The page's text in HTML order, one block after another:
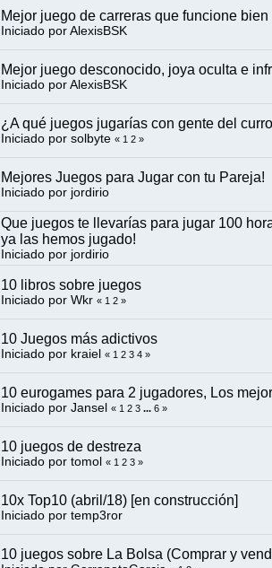
Mejor juego de carreras que funcione
Iniciado por AlexisBSK
Mejor juego desconocido, joya oculta e
Iniciado por AlexisBSK
¿A qué juegos jugarías con gente del
Iniciado por solbyte « 1 2 »
Mejores Juegos para Jugar con tu Pareja!
Iniciado por jordirio
Que juegos te llevarías para jugar 100
ya las hemos jugado!
Iniciado por jordirio
10 libros sobre juegos
Iniciado por Wkr « 1 2 »
10 Juegos más adictivos
Iniciado por kraiel « 1 2 3 4 »
10 eurogames para 2 jugadores, Los
Iniciado por Jansel « 1 2 3 ... 6 »
10 juegos de destreza
Iniciado por tomol « 1 2 3 »
10x Top10 (abril/18) [en construcción]
Iniciado por temp3ror
10 juegos sobre La Bolsa (Comprar y